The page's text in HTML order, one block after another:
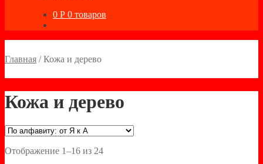
0 Р 0 товаров
Главная /Кожа и дерево
Кожа и дерево
Отображение 1–16 из 24